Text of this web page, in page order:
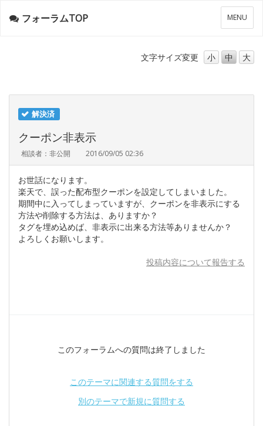
メ
ニ
ー
MENU
フォーラムTOP
文字サイズ変更 小 中 大
解決済
クーポン非表示
相談者：非公開 2016/09/05 02:36
お世話になります。
楽天で、誤った配布型クーポンを設定してしまいました。
期間中に入ってしまっていますが、クーポンを非表示にする
方法や削除する方法は、ありますか？
タグを埋め込めば、非表示に出来る方法等ありませんか？
よろしくお願いします。
投稿内容について報告する
このフォーラムへの質問は終了しました
このテーマに関連する質問をする
別のテーマで新規に質問する